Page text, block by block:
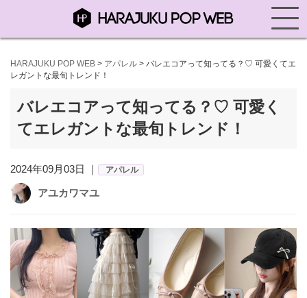
HARAJUKU POP WEB > アパレル > バレエコアって知ってる？♡ 可愛くてエ
レガントな最旬トレンド！
バレエコアって知ってる？♡ 可愛く
てエレガントな最旬トレンド！
2024年09月03日 ｜ アパレル
アユカワマユ